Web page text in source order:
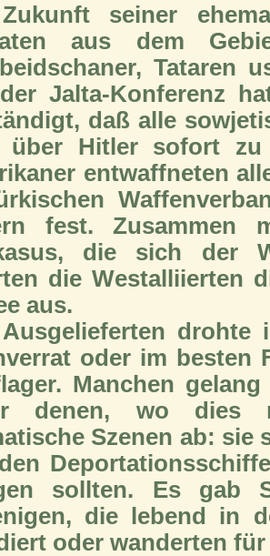
seiner
aus dem
Tataren
Jalta-Konferenz
daß alle
über Hitler sofort
entwaffneten
fest. Zusammen
die sich der
die Westalliierten
aus.
drohte
oder im besten
Manchen
denen, wo dies
Szenen ab: sie
sollten. Es gab
die lebend in
oder wanderten